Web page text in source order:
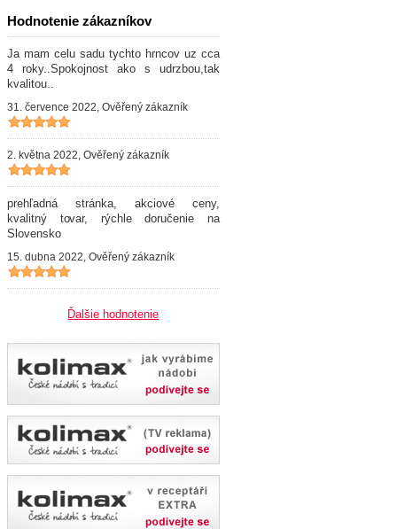
Hodnotenie zákazníkov
Ja mam celu sadu tychto hrncov uz cca
4 roky..Spokojnost ako s udrzbou,tak
kvalitou..
31. července 2022, Ověřený zákazník
2. května 2022, Ověřený zákazník
prehľadná stránka, akciové ceny,
kvalitný tovar, rýchle doručenie na
Slovensko
15. dubna 2022, Ověřený zákazník
Ďalšie hodnotenie